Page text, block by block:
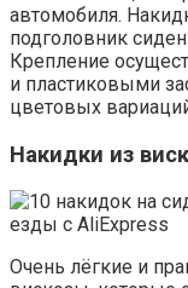
автомобиля.
подголовник
Крепление
и пластиковыми
цветовых
Накидки из
Очень лёгкие и